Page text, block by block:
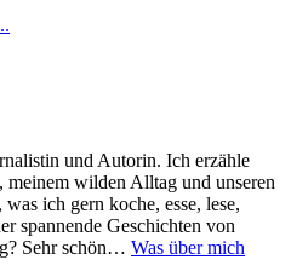
und Autorin. Ich erzähle
wilden Alltag und unseren
ich gern koche, esse, lese,
spannende Geschichten von
Sehr schön… Was über mich